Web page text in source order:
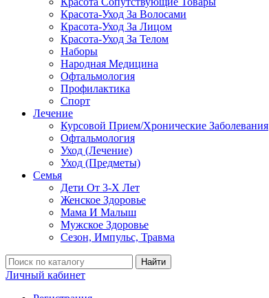
Красота-Уход За Волосами
Красота-Уход За Лицом
Красота-Уход За Телом
Наборы
Народная Медицина
Офтальмология
Профилактика
Спорт
Лечение
Курсовой Прием/Хронические Заболевания
Офтальмология
Уход (Лечение)
Уход (Предметы)
Семья
Дети От 3-Х Лет
Женское Здоровье
Мама И Малыш
Мужское Здоровье
Сезон, Импульс, Травма
Найти
Личный кабинет